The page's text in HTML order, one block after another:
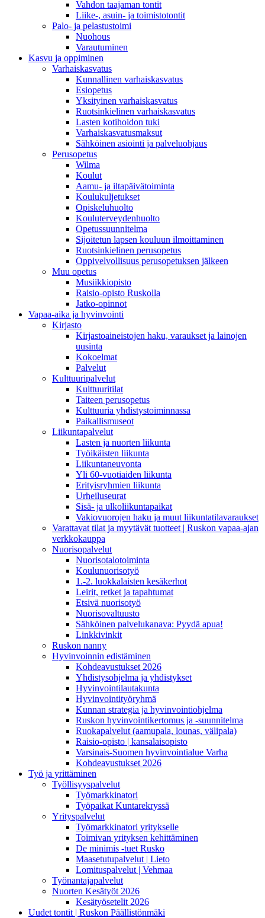
Vahdon taajaman tontit
Liike-, asuin- ja toimistotontit
Palo- ja pelastustoimi
Nuohous
Varautuminen
Kasvu ja oppiminen
Varhaiskasvatus
Kunnallinen varhaiskasvatus
Esiopetus
Yksityinen varhaiskasvatus
Ruotsinkielinen varhaiskasvatus
Lasten kotihoidon tuki
Varhaiskasvatusmaksut
Sähköinen asiointi ja palveluohjaus
Perusopetus
Wilma
Koulut
Aamu- ja iltapäivätoiminta
Koulukuljetukset
Opiskeluhuolto
Kouluterveydenhuolto
Opetussuunnitelma
Sijoitetun lapsen kouluun ilmoittaminen
Ruotsinkielinen perusopetus
Oppivelvollisuus perusopetuksen jälkeen
Muu opetus
Musiikkiopisto
Raisio-opisto Ruskolla
Jatko-opinnot
Vapaa-aika ja hyvinvointi
Kirjasto
Kirjastoaineistojen haku, varaukset ja lainojen
uusinta
Kokoelmat
Palvelut
Kulttuuripalvelut
Kulttuuritilat
Taiteen perusopetus
Kulttuuria yhdistystoiminnassa
Paikallismuseot
Liikuntapalvelut
Lasten ja nuorten liikunta
Työikäisten liikunta
Liikuntaneuvonta
Yli 60-vuotiaiden liikunta
Erityisryhmien liikunta
Urheiluseurat
Sisä- ja ulkoliikuntapaikat
Vakiovuorojen haku ja muut liikuntatilavaraukset
Varattavat tilat ja myytävät tuotteet | Ruskon vapaa-ajan
verkkokauppa
Nuorisopalvelut
Nuorisotalotoiminta
Koulunuorisotyö
1.-2. luokkalaisten kesäkerhot
Leirit, retket ja tapahtumat
Etsivä nuorisotyö
Nuorisovaltuusto
Sähköinen palvelukanava: Pyydä apua!
Linkkivinkit
Ruskon nanny
Hyvinvoinnin edistäminen
Kohdeavustukset 2026
Yhdistysohjelma ja yhdistykset
Hyvinvointilautakunta
Hyvinvointityöryhmä
Kunnan strategia ja hyvinvointiohjelma
Ruskon hyvinvointikertomus ja -suunnitelma
Ruokapalvelut (aamupala, lounas, välipala)
Raisio-opisto | kansalaisopisto
Varsinais-Suomen hyvinvointialue Varha
Kohdeavustukset 2026
Työ ja yrittäminen
Työllisyyspalvelut
Työmarkkinatori
Työpaikat Kuntarekryssä
Yrityspalvelut
Työmarkkinatori yritykselle
Toimivan yrityksen kehittäminen
De minimis -tuet Rusko
Maasetutupalvelut | Lieto
Lomituspalvelut | Vehmaa
Työnantajapalvelut
Nuorten Kesätyöt 2026
Kesätyösetelit 2026
Uudet tontit | Ruskon Päällistönmäki